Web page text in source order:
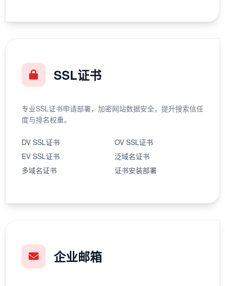
SSL证书
专业SSL证书申请部署，加密网站数据安全，提升搜索信任
度与排名权重。
DV SSL证书
OV SSL证书
EV SSL证书
泛域名证书
多域名证书
证书安装部署
企业邮箱